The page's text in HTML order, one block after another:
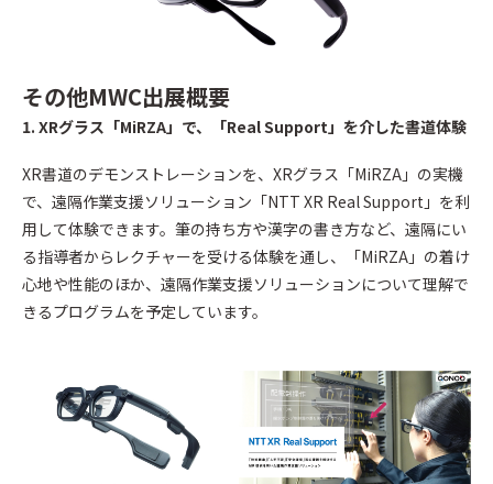
その他MWC出展概要
1. XRグラス「MiRZA」で、「Real Support」を介した書道体験
XR書道のデモンストレーションを、XRグラス「MiRZA」の実機
で、遠隔作業支援ソリューション「NTT XR Real Support」を利
用して体験できます。筆の持ち方や漢字の書き方など、遠隔にい
る指導者からレクチャーを受ける体験を通し、「MiRZA」の着け
心地や性能のほか、遠隔作業支援ソリューションについて理解で
きるプログラムを予定しています。